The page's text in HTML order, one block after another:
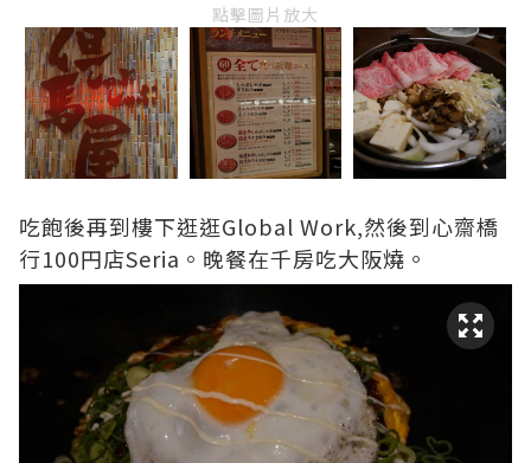
點擊圖片放大
吃飽後再到樓下逛逛Global Work,然後到心齋橋
行100円店Seria。晚餐在千房吃大阪燒。